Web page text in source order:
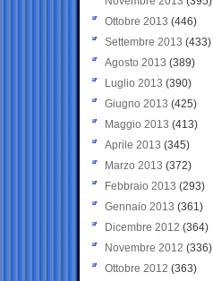
Ottobre 2013 (446)
Settembre 2013 (433)
Agosto 2013 (389)
Luglio 2013 (390)
Giugno 2013 (425)
Maggio 2013 (413)
Aprile 2013 (345)
Marzo 2013 (372)
Febbraio 2013 (293)
Gennaio 2013 (361)
Dicembre 2012 (364)
Novembre 2012 (336)
Ottobre 2012 (363)